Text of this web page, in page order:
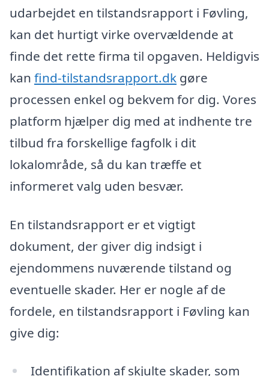
udarbejdet en tilstandsrapport i Føvling,
kan det hurtigt virke overvældende at
finde det rette firma til opgaven. Heldigvis
kan find-tilstandsrapport.dk gøre
processen enkel og bekvem for dig. Vores
platform hjælper dig med at indhente tre
tilbud fra forskellige fagfolk i dit
lokalområde, så du kan træffe et
informeret valg uden besvær.
En tilstandsrapport er et vigtigt
dokument, der giver dig indsigt i
ejendommens nuværende tilstand og
eventuelle skader. Her er nogle af de
fordele, en tilstandsrapport i Føvling kan
give dig:
Identifikation af skjulte skader, som